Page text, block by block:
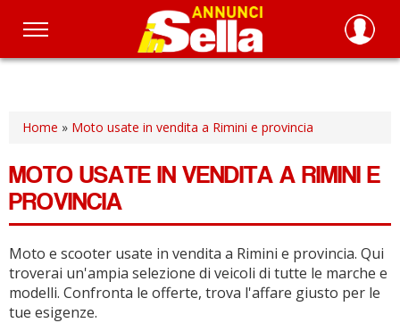
Salta
principale
Home » Moto usate in vendita a Rimini e provincia
MOTO USATE IN VENDITA A RIMINI E
PROVINCIA
Moto e scooter usate in vendita a Rimini e provincia. Qui
troverai un'ampia selezione di veicoli di tutte le marche e
modelli. Confronta le offerte, trova l'affare giusto per le
tue esigenze.